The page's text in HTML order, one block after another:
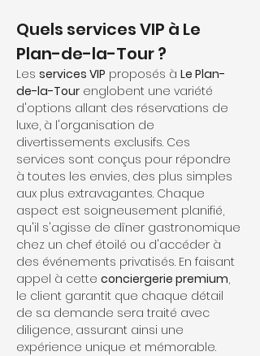
Quels services VIP à Le
Plan-de-la-Tour ?
Les services VIP proposés à Le Plan-
de-la-Tour englobent une variété
d'options allant des réservations de
luxe, à l'organisation de
divertissements exclusifs. Ces
services sont conçus pour répondre
à toutes les envies, des plus simples
aux plus extravagantes. Chaque
aspect est soigneusement planifié,
qu'il s'agisse de dîner gastronomique
chez un chef étoilé ou d'accéder à
des événements privatisés. En faisant
appel à cette conciergerie premium,
le client garantit que chaque détail
de sa demande sera traité avec
diligence, assurant ainsi une
expérience unique et mémorable.